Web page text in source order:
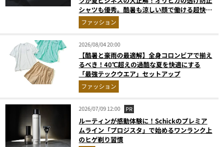
シャツも優秀。酷暑も涼しい顔で働ける超快適
ウエアの実力
ファッション
2026/08/04 20:00
【酷暑と豪雨の最適解】全身コロンビアで揃え
るべき！40℃超えの過酷な夏を快適にする
「最強テックウエア」セットアップ
ファッション
2026/07/09 12:00 PR
ルーティンが感動体験に！Schickのプレミア
ムライン「プロジスタ」で始めるワンランク上
のヒゲ剃り習慣